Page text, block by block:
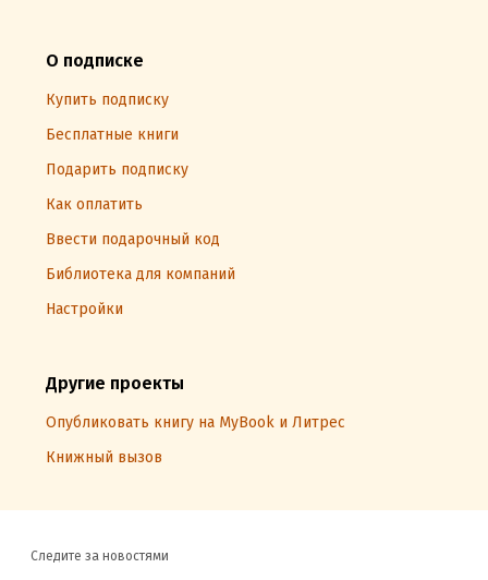
О подписке
Купить подписку
Бесплатные книги
Подарить подписку
Как оплатить
Ввести подарочный код
Библиотека для компаний
Настройки
Другие проекты
Опубликовать книгу на MyBook и Литрес
Книжный вызов
Следите за новостями